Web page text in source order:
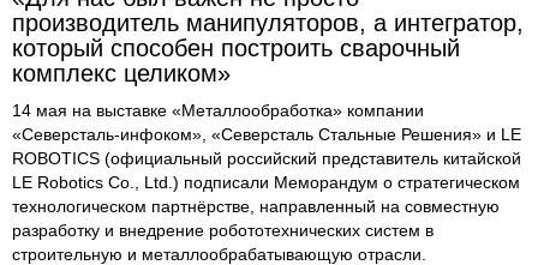
производитель манипуляторов, а интегратор,
который способен построить сварочный
комплекс целиком»
14 мая на выставке «Металлообработка» компании
«Северсталь-инфоком», «Северсталь Стальные Решения» и LE
ROBOTICS (официальный российский представитель китайской
LE Robotics Co., Ltd.) подписали Меморандум о стратегическом
технологическом партнёрстве, направленный на совместную
разработку и внедрение робототехнических систем в
строительную и металлообрабатывающую отрасли.